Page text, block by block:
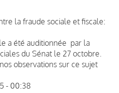
la fraude sociale et fiscale:
a été auditionnée par la
du Sénat le 27 octobre.
observations sur ce sujet
- 00:38